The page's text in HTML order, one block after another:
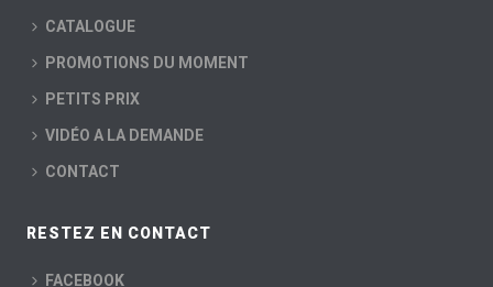
CATALOGUE
PROMOTIONS DU MOMENT
PETITS PRIX
VIDÉO A LA DEMANDE
CONTACT
RESTEZ EN CONTACT
FACEBOOK